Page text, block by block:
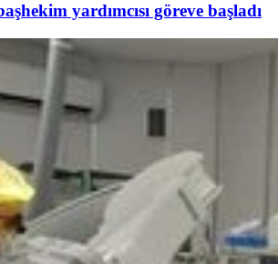
yardımcısı göreve başladı